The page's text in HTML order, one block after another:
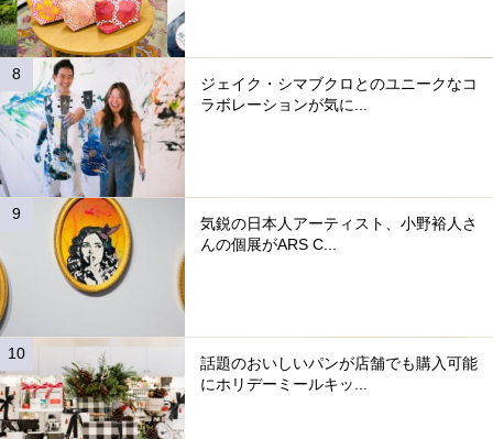
ジェイク・シマブクロとのユニークなコ
ラボレーションが気に...
気鋭の日本人アーティスト、小野裕人さ
んの個展がARS C...
話題のおいしいパンが店舗でも購入可能
にホリデーミールキッ...